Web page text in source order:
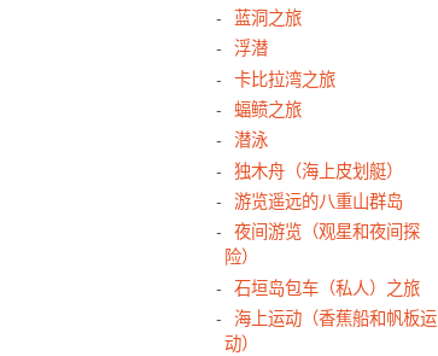
蓝洞之旅
浮潜
卡比拉湾之旅
蝠鲼之旅
潜泳
独木舟（海上皮划艇）
游览遥远的八重山群岛
夜间游览（观星和夜间探
险）
石垣岛包车（私人）之旅
海上运动（香蕉船和帆板运
动）